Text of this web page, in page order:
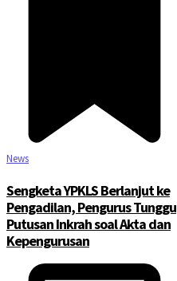
News
Sengketa YPKLS Berlanjut ke
Pengadilan, Pengurus Tunggu
Putusan Inkrah soal Akta dan
Kepengurusan